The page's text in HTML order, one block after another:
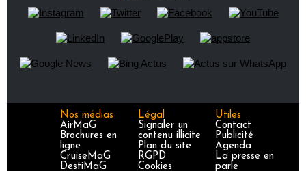
Nos médias
AirMaG
Brochures en
ligne
CruiseMaG
DestiMaG
Légal
Signaler un
contenu illicite
Plan du site
RGPD
Cookies
Utiles
Contact
Publicité
Agenda
La presse en
parle